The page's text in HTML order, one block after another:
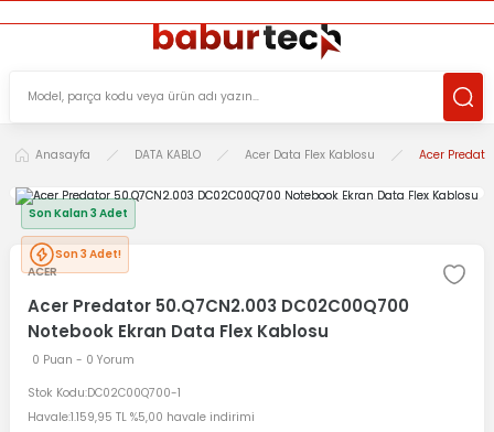
Anasayfa DATA KABLO Acer Data Flex Kablosu Acer
Son Kalan 3 Adet
Son 3 Adet!
ACER
Acer Predator 50.Q7CN2.003 DC02C00Q700
Notebook Ekran Data Flex Kablosu
0 Puan - 0 Yorum
Stok Kodu DC02C00Q700-1
Havale1.159,95 TL %5,00 havale indirimi